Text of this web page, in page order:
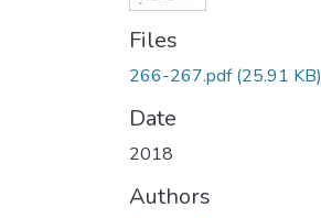
Files
266-267.pdf(25.91 KB)
Date
2018
Authors